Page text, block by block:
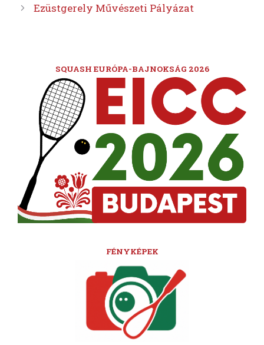
Ezüstgerely Művészeti Pályázat
SQUASH EURÓPA-BAJNOKSÁG 2026
FÉNYKÉPEK